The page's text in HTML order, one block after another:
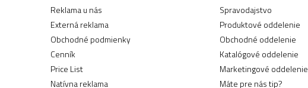
Reklama u nás
Externá reklama
Obchodné podmienky
Cenník
Price List
Natívna reklama
Spravodajstvo
Produktové oddelenie
Obchodné oddelenie
Katalógové oddelenie
Marketingové oddelenie
Máte pre nás tip?